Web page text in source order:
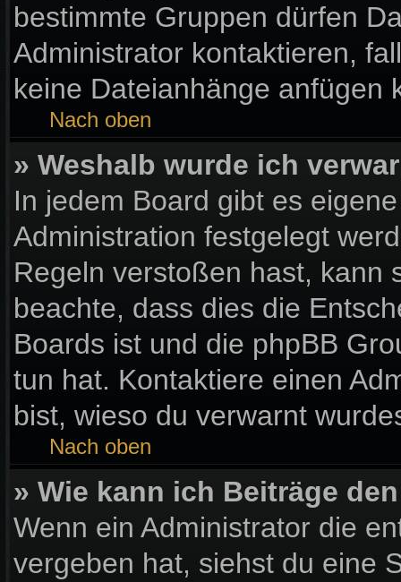
bestimmte Gruppen dürfen
Administrator kontaktieren,
keine Dateianhänge anfügen
Nach oben
» Weshalb wurde ich
In jedem Board gibt es
Administration festgelegt
Regeln verstoßen hast, kann
beachte, dass dies die
Boards ist und die phpBB
tun hat. Kontaktiere einen
bist, wieso du verwarnt
Nach oben
» Wie kann ich Beiträge
Wenn ein Administrator die
vergeben hat, siehst du eine